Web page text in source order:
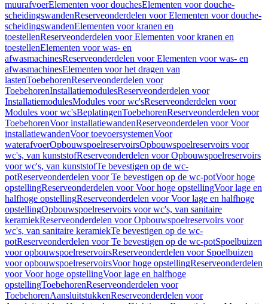
muurafvoerElementen voor douchesElementen voor douche-
scheidingswandenReserveonderdelen voor Elementen voor douche-
scheidingswandenElementen voor kranen en
toestellenReserveonderdelen voor Elementen voor kranen en
toestellenElementen voor was- en
afwasmachinesReserveonderdelen voor Elementen voor was- en
afwasmachinesElementen voor het dragen van
lastenToebehorenReserveonderdelen voor
ToebehorenInstallatiemodulesReserveonderdelen voor
InstallatiemodulesModules voor wc'sReserveonderdelen voor
Modules voor wc'sBeplatingenToebehorenReserveonderdelen voor
ToebehorenVoor installatiewandenReserveonderdelen voor Voor
installatiewandenVoor toevoersystemenVoor
waterafvoerOpbouwspoelreservoirsOpbouwspoelreservoirs voor
wc's, van kunststofReserveonderdelen voor Opbouwspoelreservoirs
voor wc's, van kunststofTe bevestigen op de wc-
potReserveonderdelen voor Te bevestigen op de wc-potVoor hoge
opstellingReserveonderdelen voor Voor hoge opstellingVoor lage en
halfhoge opstellingReserveonderdelen voor Voor lage en halfhoge
opstellingOpbouwspoelreservoirs voor wc's, van sanitaire
keramiekReserveonderdelen voor Opbouwspoelreservoirs voor
wc's, van sanitaire keramiekTe bevestigen op de wc-
potReserveonderdelen voor Te bevestigen op de wc-potSpoelbuizen
voor opbouwspoelreservoirsReserveonderdelen voor Spoelbuizen
voor opbouwspoelreservoirsVoor hoge opstellingReserveonderdelen
voor Voor hoge opstellingVoor lage en halfhoge
opstellingToebehorenReserveonderdelen voor
ToebehorenAansluitstukkenReserveonderdelen voor